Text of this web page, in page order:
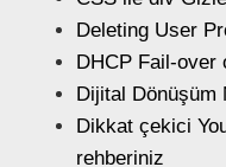
Deleting User
DHCP Fail-over
Dijital Dönüşüm
Dikkat çekici
rehberiniz